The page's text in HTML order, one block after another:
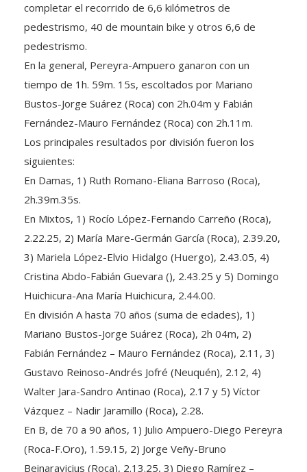
completar el recorrido de 6,6 kilómetros de
pedestrismo, 40 de mountain bike y otros 6,6 de
pedestrismo.
En la general, Pereyra-Ampuero ganaron con un
tiempo de 1h. 59m. 15s, escoltados por Mariano
Bustos-Jorge Suárez (Roca) con 2h.04m y Fabián
Fernández-Mauro Fernández (Roca) con 2h.11m.
Los principales resultados por división fueron los
siguientes:
En Damas, 1) Ruth Romano-Eliana Barroso (Roca),
2h.39m.35s.
En Mixtos, 1) Rocío López-Fernando Carreño (Roca),
2.22.25, 2) María Mare-Germán García (Roca), 2.39.20,
3) Mariela López-Elvio Hidalgo (Huergo), 2.43.05, 4)
Cristina Abdo-Fabián Guevara (), 2.43.25 y 5) Domingo
Huichicura-Ana María Huichicura, 2.44.00.
En división A hasta 70 años (suma de edades), 1)
Mariano Bustos-Jorge Suárez (Roca), 2h 04m, 2)
Fabián Fernández – Mauro Fernández (Roca), 2.11, 3)
Gustavo Reinoso-Andrés Jofré (Neuquén), 2.12, 4)
Walter Jara-Sandro Antinao (Roca), 2.17 y 5) Víctor
Vázquez – Nadir Jaramillo (Roca), 2.28.
En B, de 70 a 90 años, 1) Julio Ampuero-Diego Pereyra
(Roca-F.Oro), 1.59.15, 2) Jorge Veñy-Bruno
Beinaravicius (Roca), 2.13.25, 3) Diego Ramírez –